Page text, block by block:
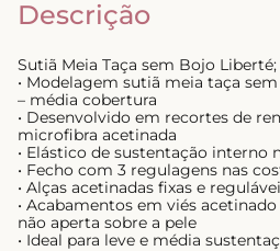
Descrição
Sutiã Meia Taça sem Bojo Liberté;
• Modelagem sutiã meia taça
– média cobertura
• Desenvolvido em recortes de
microfibra acetinada
• Elástico de sustentação interno
• Fecho com 3 regulagens nas
• Alças acetinadas fixas e
• Acabamentos em viés
não aperta sobre a pele
• Ideal para leve e média